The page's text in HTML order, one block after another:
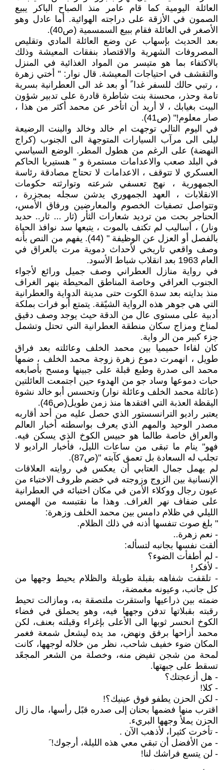
العائلة اليومية كما قام عامر منذ الصباح الباكر يبيع
الصمون في الأزقة على دراجته الهوائية. أما عادل وهو
الأصغر في العائلة فقام ببيع السمسمية (ص40).
بعد الحديث بإسهاب عن وضع العائلة المادي وتقليص
المصروفات الشهرية والاقتصاد بنفقات المعيشة وذلك
بالاكتفاء بما هو متيسر من المواد الغذائية في المنزل
والتقشف في احتياجات المعيشة. قال نوار: " أختي زهرة
، رتبي حالك للسفر غدا ً أو بعد غد الى العطرانية بسرية
تامة وحذر، محسنة بنت شاطرة قادرة على تدبير شؤون
البيت بغيابك ، لا أريد أن اتأخر عن محمد أكثر من هذا ،
صار معلوم!" (ص41).
في اليوم التالي توجهت ام خالد وخالد والبنت الرضيعة
ليلى الى مرآب السيارات المتوجهة الى الجنوب (كراج
النهضة) على الرغم من هطول المطر. الوضع السياسي
في البلد صعب والاعدامات مستمرة و " هستيريا الحاكم
العسكري لا تتوقف ، الاعدامات لا تحتاج مصادقة رئاسة
الجمهورية ، نهج تعسفي شرعته وتوارثته حكومات
الانقلابات ، العهد الجمهوري يدشن سجله بمجزرة ،
وتتواصل تصفيات الخصوم والمعارضين ورفاق الأمس،
الحناجر بحت من ترديد شعارات الثأر (ثار ... ثار.. حديد
ونار) ، أساليب لم تكتف بالموت ، يتبعها سد نوافذ الحياة
بالفصل أو العزل عن الوظيفة " (44). يفهم من النص بأنه
وصف واقعي تاريخي لأحداث دموية مرت بالعراق في
العام 1963 بعد انقلاب شباط الأسود.
في رواية منازل العطراني وصف جميل ورائع لأجواء
الجنوب العراقي وخاصة المناطق المحيطة بنهر الغراف
منذ بدايته بعد سدة الكوت حتى مدينة الدواية والعطرانية
التي هي جوهر هذه الرواية الشيًقة. يتمتع أبو فرات بملكة
أدبية على مستوى عال من الدقة حيث يوجد وصف دقيق
لمناخ ومزاج سكان منطقة العطرانية التي تحتل وتشمل
جزء كبير من الر واية.
كان لقاءا حميميا بين محمد الخلف وعائلته بعد فراق
طويل ، انهمرت دموع زهرة زوجة محمد الخلف ، ضمها
محمد الى صدرة وطبع قبلة على جبينها ومسح بأصابعه
حبات دموعها وساد جو من الهدوء حين اجتمعت العائلتين
(عائلة محمد الخلف وعائلة نوار) وتحسس أبو خالد نشوة
اليقظة العذبة التي افتقدها منذ زمن طويل(ص46).
يعتبر راديو الترانسستور الذي حصل عليه من أحد أقاربه
مصدر الوحيد والمهم الذي يعرف بواسطته أخبار العالم
والعراق خاصة طالما هو حبيس الكوخ الذي يسكن فيه.
فهو" ينام ما تبقى من ساعات الليل، فأخبار الراديو لا
تجلب له السعادة بل تعمق كآبته "(ص87).
لم يهمل جمال العتابي أن يعكس في روايته العلاقات
الإنسانية بين الزوج وزوجته في خضم ظروف الاختباء من
عيون رجال ووكلاء الأمن في مكان اختبائه في العطرانية
على ضفاف نهر الغراف. وهذا ما نقتبسه من الهمس
الليلي في ظلام دامس بين محمد الخلف وزهرة:
" بلغ صوت تنفسها أذنه في ذلك الظلام.
- نعم زهرة..
ألقت نفسها بجانبه لتسأله:
- لم أطفأت الضوء؟
- لأفكر!
- تلقفت شفاهه بقبلة طويلة والظلام يحيط وجهها من
كل جانب، وعيونه مغمضة،
ضمته بين ذراعيها واستقرت ملتصقة به، ومازالت تحيط
رقبته بقبلاتها تدفن وجهها فيه، وهو يحملق في فضاء
الكوخ انحسر ثوبها الى الأعلى بإغراء وقبلته بعنف، لكن
محمد أزاحها برفق ونهض، مد يده ليشعل شمعة فغمر
المكان ضوء خفيف شاحب، نظر من خلاله لوجهها، كانت
لمحة من شجن تفيض منه، وخصلة من الشعر المجعًد
تسقط على جبهتها.
- هل أزعجتك؟
- كلا!
- لكن الحزن يطفو فوق عينيك؟!
اقترب منها فضمها بحنان إلى صدره قبًل رأسها، مال زال
الحزن يملأ وجهها البريء.
- تأخرت كثيرا، لأذهب الآن .
- من الأفضل أن تبقي معي هذه الليلة، أرجوك! َ
- لن يتسع فراشك لنا!